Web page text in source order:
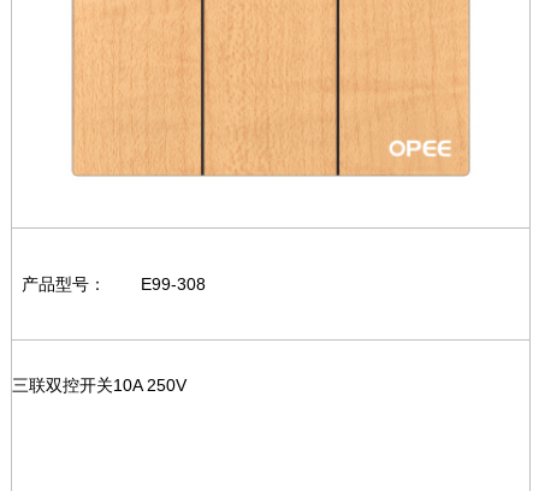
产品型号： E99-308
三联双控开关10A 250V